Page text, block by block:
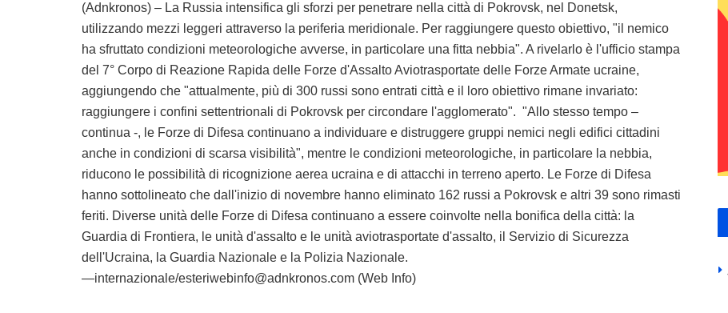
(Adnkronos) – La Russia intensifica gli sforzi per penetrare nella città di Pokrovsk, nel Donetsk,
utilizzando mezzi leggeri attraverso la periferia meridionale. Per raggiungere questo obiettivo, "il nemico
ha sfruttato condizioni meteorologiche avverse, in particolare una fitta nebbia". A rivelarlo è l'ufficio stampa
del 7° Corpo di Reazione Rapida delle Forze d'Assalto Aviotrasportate delle Forze Armate ucraine,
aggiungendo che "attualmente, più di 300 russi sono entrati città e il loro obiettivo rimane invariato:
raggiungere i confini settentrionali di Pokrovsk per circondare l'agglomerato". "Allo stesso tempo –
continua -, le Forze di Difesa continuano a individuare e distruggere gruppi nemici negli edifici cittadini
anche in condizioni di scarsa visibilità", mentre le condizioni meteorologiche, in particolare la nebbia,
riducono le possibilità di ricognizione aerea ucraina e di attacchi in terreno aperto. Le Forze di Difesa
hanno sottolineato che dall'inizio di novembre hanno eliminato 162 russi a Pokrovsk e altri 39 sono rimasti
feriti. Diverse unità delle Forze di Difesa continuano a essere coinvolte nella bonifica della città: la
Guardia di Frontiera, le unità d'assalto e le unità aviotrasportate d'assalto, il Servizio di Sicurezza
dell'Ucraina, la Guardia Nazionale e la Polizia Nazionale.
—internazionale/esteriwebinfo@adnkronos.com (Web Info)